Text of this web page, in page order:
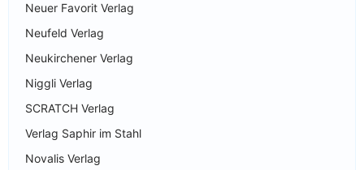
Neuer Favorit Verlag
Neufeld Verlag
Neukirchener Verlag
Niggli Verlag
SCRATCH Verlag
Verlag Saphir im Stahl
Novalis Verlag